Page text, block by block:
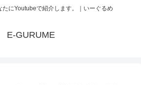
たにYoutubeで紹介します。｜いーぐるめ
E-GURUME